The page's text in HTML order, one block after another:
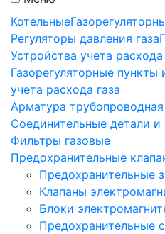
Котельные
Регуляторы давления газа
Устройства учета расхода
Газорегуляторные пункты
учета расхода газа
Арматура
Соединительные детали
Фильтры газовые
Предохранительные
Предохранительные
Клапаны
Блоки
Предохранительные